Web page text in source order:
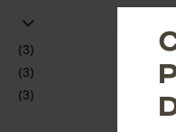
(3)
(3)
(3)